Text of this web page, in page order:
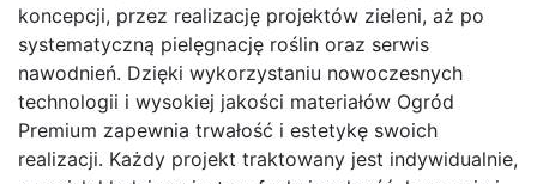
koncepcji, przez realizację projektów zieleni, aż po
systematyczną pielęgnację roślin oraz serwis
nawodnień. Dzięki wykorzystaniu nowoczesnych
technologii i wysokiej jakości materiałów Ogród
Premium zapewnia trwałość i estetykę swoich
realizacji. Każdy projekt traktowany jest indywidualnie,